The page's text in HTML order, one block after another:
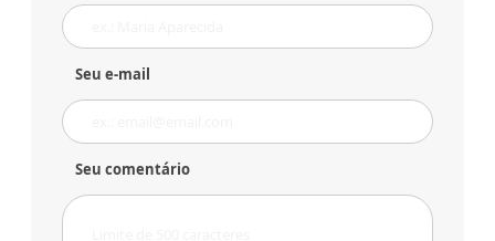
Seu e-mail
Seu comentário